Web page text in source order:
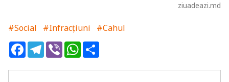
ziuadeazi.md
#Social #Infracțiuni
#Cahul
FacebookTelegram
ViberWhatsApp